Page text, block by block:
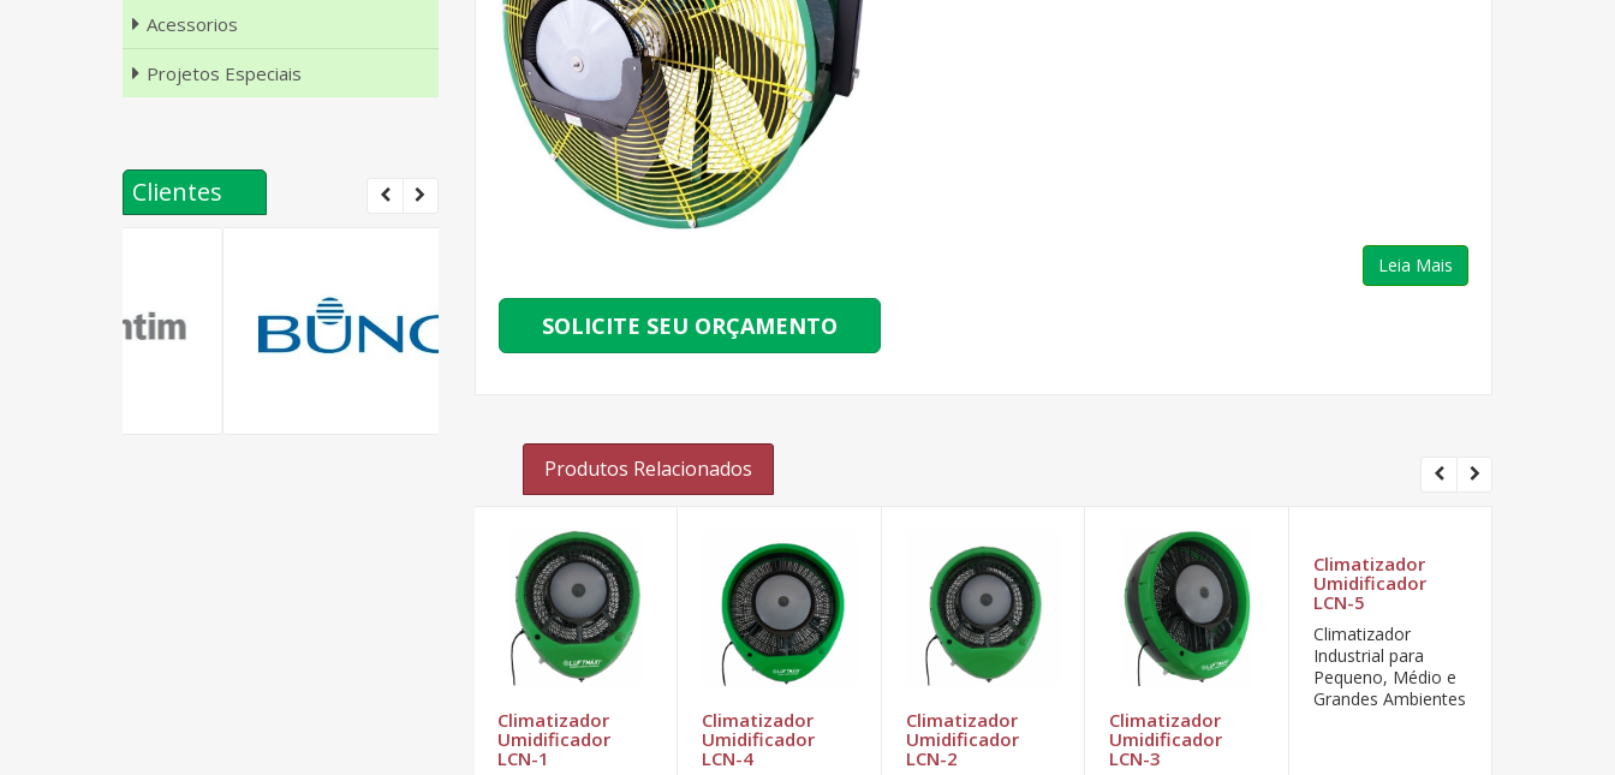
Leia Mais
SOLICITE SEU ORÇAMENTO
Produtos Relacionados
Climatizador
Umidificador
LCN-1
Climatizador
Umidificador
LCN-4
Climatizador
Umidificador
LCN-2
Climatizador
Umidificador
LCN-3
Climatizador
Umidificador
LCN-5
Climatizador
Industrial para
Pequeno, Médio e
Grandes Ambientes
Acessorios
Projetos Especiais
Clientes